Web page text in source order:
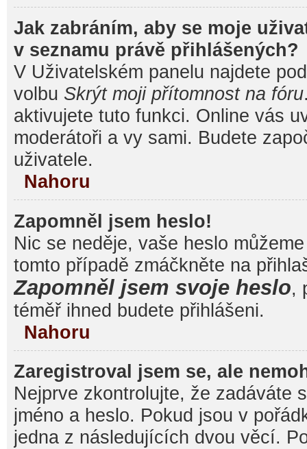
Jak zabráním, aby se moje
v seznamu právě přihlášených?
V Uživatelském panelu najdete
volbu Skrýt moji přítomnost na fóru
aktivujete tuto funkci. Online vás
moderátoři a vy sami. Budete
uživatele.
Nahoru
Zapomněl jsem heslo!
Nic se neděje, vaše heslo
tomto případě zmáčkněte na
Zapomněl jsem svoje heslo,
téměř ihned budete přihlášeni.
Nahoru
Zaregistroval jsem se, ale
Nejprve zkontrolujte, že zadáváte
jméno a heslo. Pokud jsou v
jedna z následujících dvou věcí.